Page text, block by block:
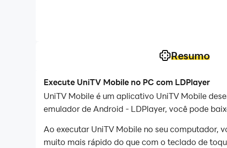
Resumo
Execute UniTV Mobile no PC com LDPlayer
UniTV Mobile é um aplicativo UniTV Mobile
emulador de Android - LDPlayer, você pode
Ao executar UniTV Mobile no seu computador,
muito mais rápido do que com o teclado de